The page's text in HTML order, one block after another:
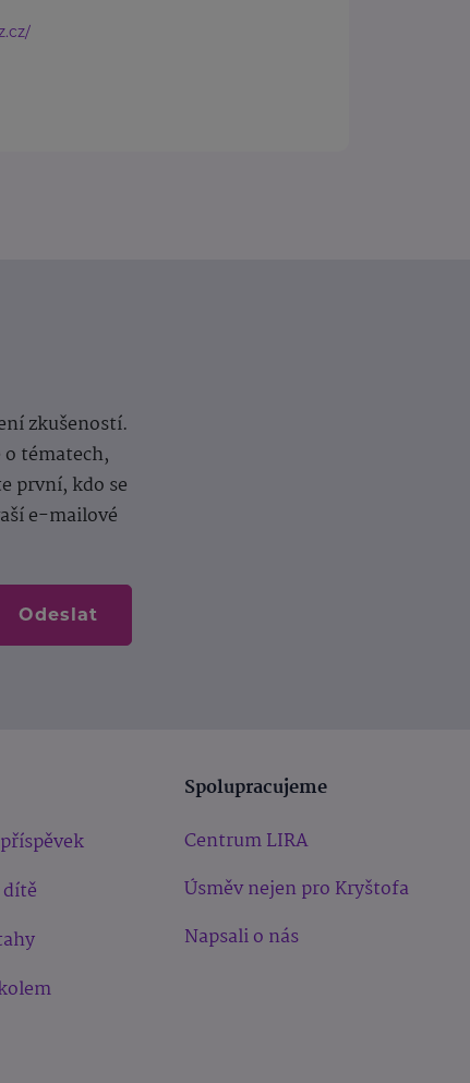
zkušeností.
tématech,
první, kdo se
e-mailové
Odeslat
Spolupracujeme
Centrum LIRA
Úsměv nejen pro Kryštofa
Napsali o nás